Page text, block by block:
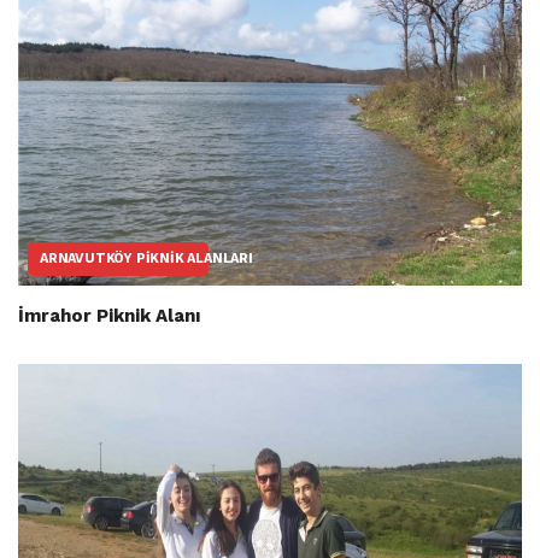
ARNAVUTKÖY PIKNIK ALANLARI
İmrahor Piknik Alanı